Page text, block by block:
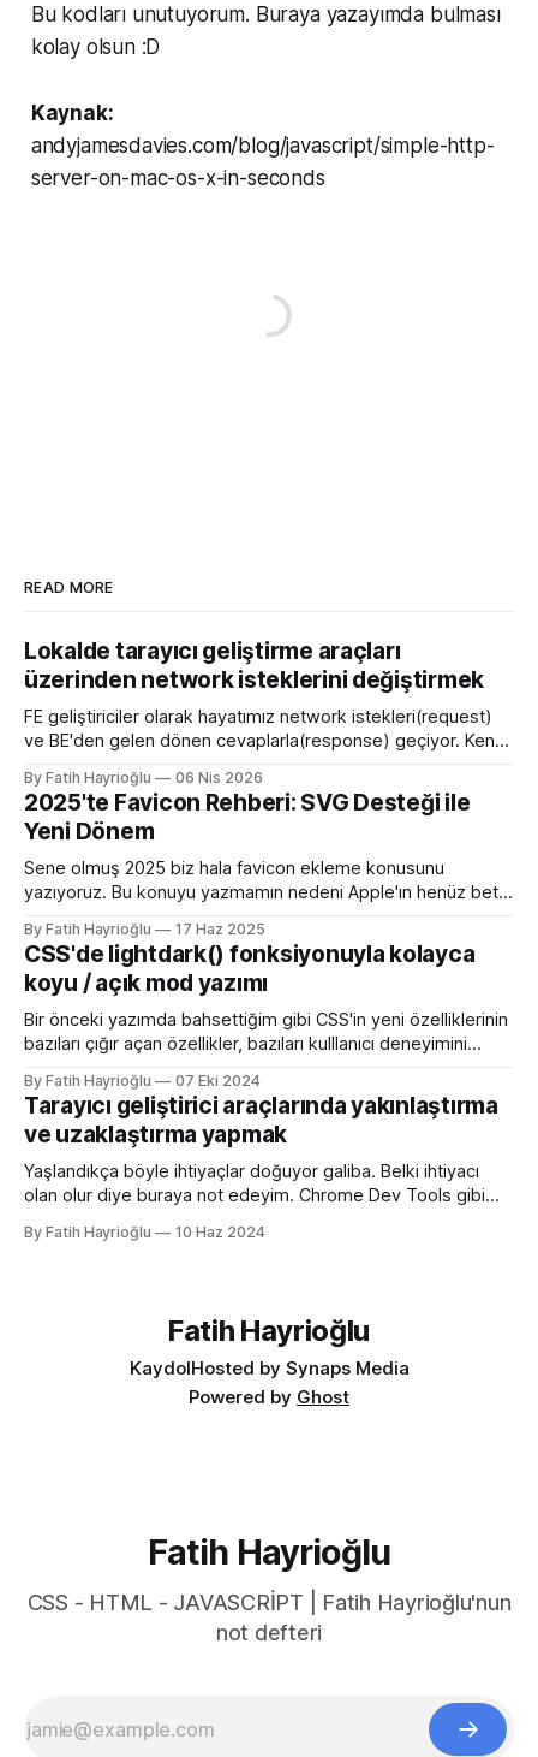
Bu kodları unutuyorum. Buraya yazayımda bulması
kolay olsun :D
Kaynak:
andyjamesdavies.com/blog/javascript/simple-http-
server-on-mac-os-x-in-seconds
READ MORE
Lokalde tarayıcı geliştirme araçları
üzerinden network isteklerini değiştirmek
FE geliştiriciler olarak hayatımız network istekleri(request)
ve BE'den gelen dönen cevaplarla(response) geçiyor. Kendi
olduğunda mock server kurmak veya çeşitli kütüphanelerle
bu işi yapıyordum. Mock işini tarayıcı üzerinden yapmaya
başlayalı çok rahatladım. Süper kolaylık sağlayan bir özellik.
Genel kullanım alanları * BE
By Fatih Hayrioğlu 06 Nis 2026
2025'te Favicon Rehberi: SVG Desteği ile
Yeni Dönem
Sene olmuş 2025 biz hala favicon ekleme konusunu
yazıyoruz. Bu konuyu yazmamın nedeni Apple'ın henüz beta
oluşu. Bu vesileyle bilgileri tazelemekte fayda var. favicon,
web sitelerinin tarayıcının sayfa, sekme ve yerimi kısmında
gösterilen küçük simgelerdir. Aslında favori ikon dosyaları
By Fatih Hayrioğlu 17 Haz 2025
CSS'de lightdark() fonksiyonuyla kolayca
koyu / açık mod yazımı
Bir önceki yazımda bahsettiğim gibi CSS'in yeni özelliklerinin
bazıları çığır açan özellikler, bazıları kulllanıcı deneyimini
fonksiyonu gibi yazım kolaylığı sağlayan özellikler. lightdark()
fonksiyonu mevcut uyumlu web yazımındaki büyük sorun
olan aşağıdaki kullanımı daha anlaşılır ve düzenli hale
getirmeye yarıyor. :root { color-scheme:
By Fatih Hayrioğlu 07 Eki 2024
Tarayıcı geliştirici araçlarında yakınlaştırma
ve uzaklaştırma yapmak
Yaşlandıkça böyle ihtiyaçlar doğuyor galiba. Belki ihtiyacı
olan olur diye buraya not edeyim. Chrome Dev Tools gibi
küçük mesela :) Yazı boyutlarını büyütmek için Cmd + + and
By Fatih Hayrioğlu 10 Haz 2024
Fatih Hayrioğlu
KaydolHosted by Synaps Media
Powered by Ghost
Fatih Hayrioğlu
CSS - HTML - JAVASCRİPT | Fatih Hayrioğlu'nun
not defteri